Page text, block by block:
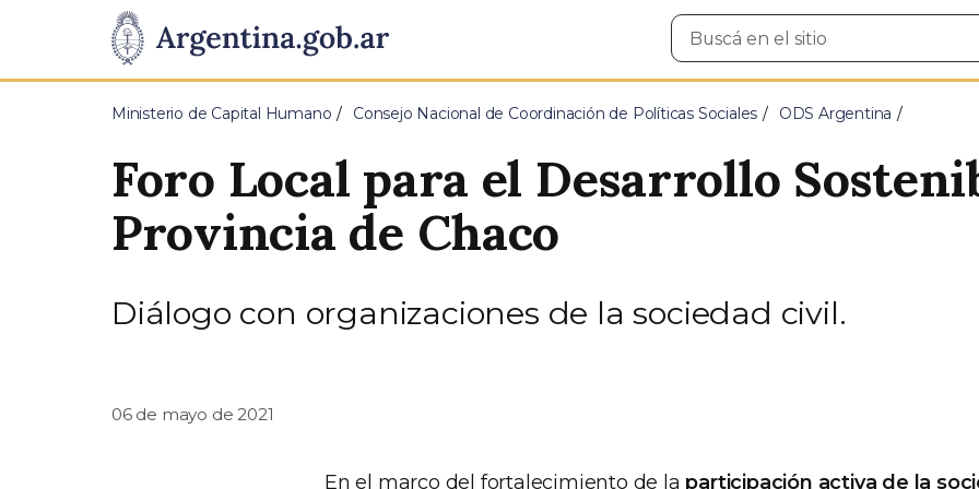
Presidencia
de
Pasar al contenido principal
Buscar
en
Ministerio de Capital Humano Consejo Nacional de Coordinación de Políticas Sociales ODS Argentina
Foro Local para el Desarrollo
Provincia de Chaco
Diálogo con organizaciones de la sociedad civil.
06 de mayo de 2021
En el marco del fortalecimiento de la participación activa de la